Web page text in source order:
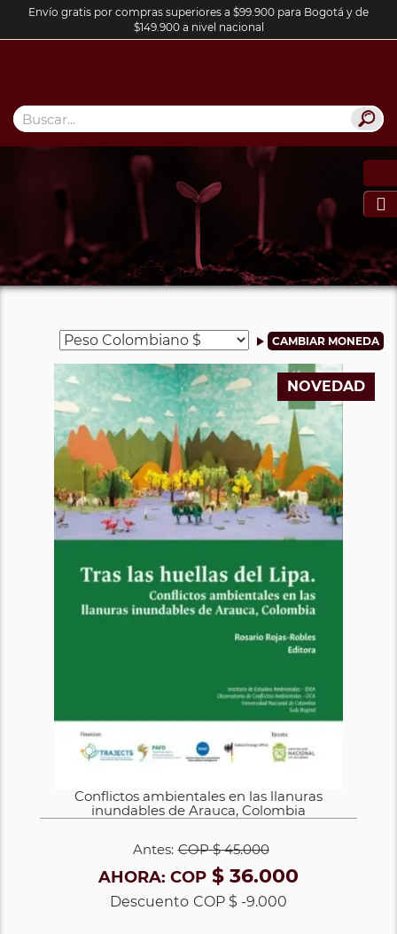
Envío gratis por compras superiores a $99.900 para Bogotá y de
$149.900 a nivel nacional

NOVEDAD
Conflictos ambientales en las llanuras
inundables de Arauca, Colombia
Antes: COP$ 45.000
AHORA: COP $ 36.000
Descuento COP $ -9.000